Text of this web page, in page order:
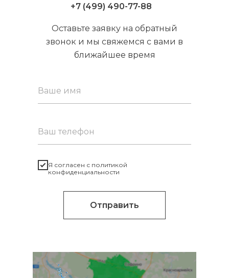
Я согласен с политикой
конфиденциальности
Отправить
Оставьте заявку на обратный
звонок и мы свяжемся с вами в
ближайшее время
+7 (499) 490-77-88